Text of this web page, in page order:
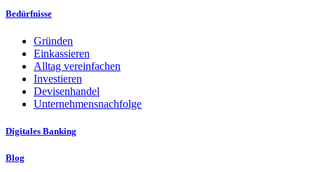
Bedürfnisse
Gründen
Einkassieren
Alltag vereinfachen
Investieren
Devisenhandel
Unternehmensnachfolge
Digitales Banking
Blog